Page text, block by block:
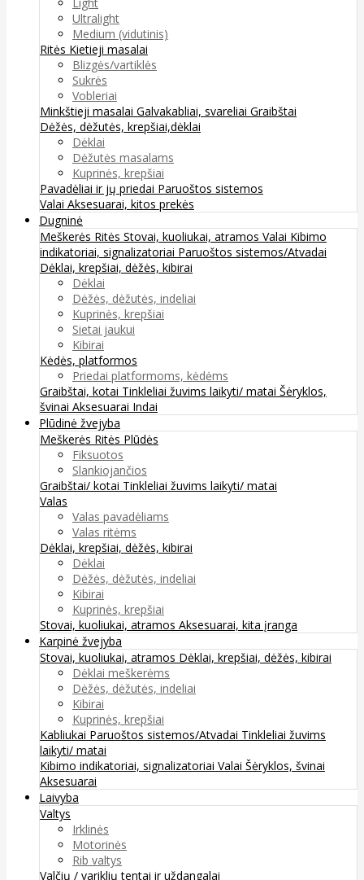
Ultralight
Medium (vidutinis)
Ritės Kietieji masalai
Blizgės/vartiklės
Sukrės
Vobleriai
Minkštieji masalai Galvakabliai, svareliai Graibštai
Dėžės, dėžutės, krepšiai,dėklai
Dėklai
Dėžutės masalams
Kuprinės, krepšiai
Pavadėliai ir jų priedai Paruoštos sistemos
Valai Aksesuarai, kitos prekės
Dugninė
Meškerės Ritės Stovai, kuoliukai, atramos Valai Kibimo
indikatoriai, signalizatoriai Paruoštos sistemos/Atvadai
Dėklai, krepšiai, dėžės, kibirai
Dėklai
Dėžės, dėžutės, indeliai
Kuprinės, krepšiai
Sietai jaukui
Kibirai
Kėdės, platformos
Priedai platformoms, kėdėms
Graibštai, kotai Tinkleliai žuvims laikyti/ matai Šėryklos,
švinai Aksesuarai Indai
Plūdinė žvejyba
Meškerės Ritės Plūdės
Fiksuotos
Slankiojančios
Graibštai/ kotai Tinkleliai žuvims laikyti/ matai
Valas
Valas pavadėliams
Valas ritėms
Dėklai, krepšiai, dėžės, kibirai
Dėklai
Dėžės, dėžutės, indeliai
Kibirai
Kuprinės, krepšiai
Stovai, kuoliukai, atramos Aksesuarai, kita įranga
Karpinė žvejyba
Stovai, kuoliukai, atramos Dėklai, krepšiai, dėžės, kibirai
Dėklai meškerėms
Dėžės, dėžutės, indeliai
Kibirai
Kuprinės, krepšiai
Kabliukai Paruoštos sistemos/Atvadai Tinkleliai žuvims
laikyti/ matai
Kibimo indikatoriai, signalizatoriai Valai Šėryklos, švinai
Aksesuarai
Laivyba
Valtys
Irklinės
Motorinės
Rib valtys
Valčių / variklių tentai ir uždangalai